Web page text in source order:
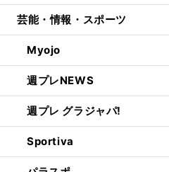
芸能・情報・スポーツ
Myojo
週プレNEWS
週プレ グラジャパ!
Sportiva